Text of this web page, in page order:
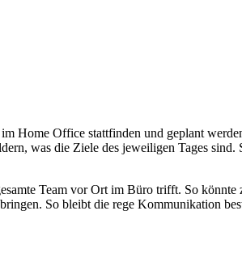
Home Office stattfinden und geplant
was die Ziele des jeweiligen Tages
Team vor Ort im Büro trifft. So
So bleibt die rege Kommunikation